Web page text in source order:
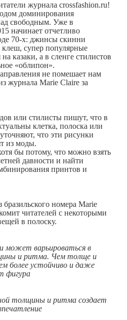
журнала crossfashion.ru!
доминирования
свободным. Уже в
начинает отчетливо
70-х: джинсы скинни
супер популярные
казаки, а в сленге стилистов
«облипон».
не помешает нам
журнала Marie Claire за
или стилисты пишут, что в
клетка, полоска или
что эти рисунки
из моды.
бы потому, что можно взять
давности и найти
принтов и
номера Marie
читателей с некоторыми
в полоску.
может варьироваться в
и ритма. Чем толще и
более устойчиво и даже
фигура
толщины и ритма создает